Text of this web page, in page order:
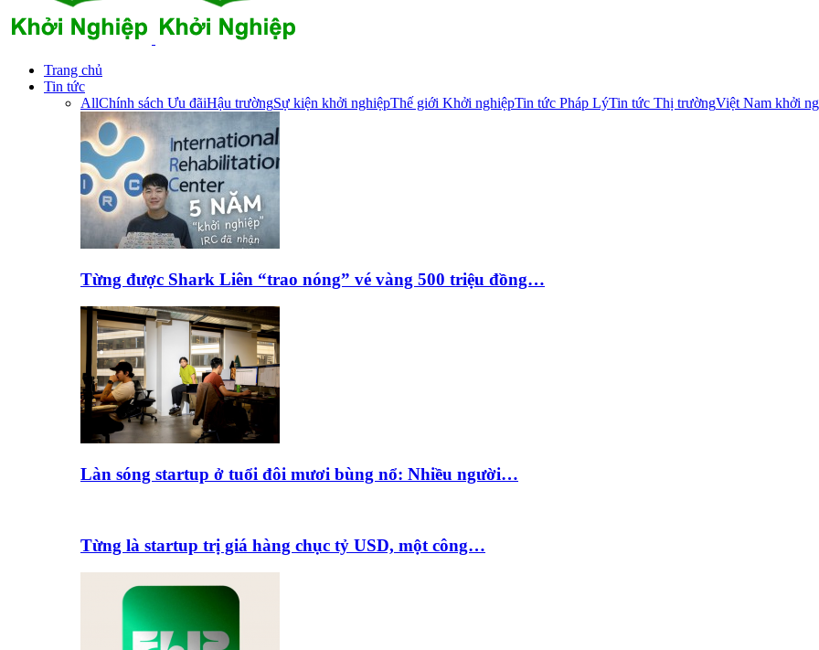
Trang chủ
Tin tức
AllChính sách Ưu đãiHậu trườngSự kiện khởi nghiệpThế giới Khởi nghiệpTin tức Pháp LýTin tức Thị trườngViệt Nam khởi
Từng được Shark Liên “trao nóng” vé vàng 500 triệu đồng…
Làn sóng startup ở tuổi đôi mươi bùng nổ: Nhiều người…
Từng là startup trị giá hàng chục tỷ USD, một công…